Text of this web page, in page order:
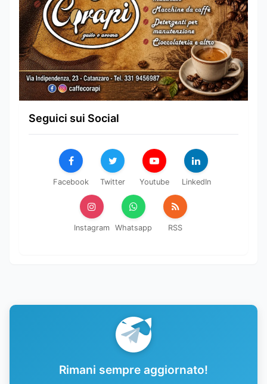
Seguici sui Social
Facebook Twitter Youtube LinkedIn
Instagram Whatsapp RSS
Rimani sempre aggiornato!